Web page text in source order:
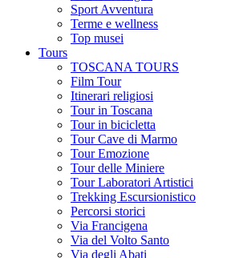
Sport Avventura
Terme e wellness
Top musei
Tours
TOSCANA TOURS
Film Tour
Itinerari religiosi
Tour in Toscana
Tour in bicicletta
Tour Cave di Marmo
Tour Emozione
Tour delle Miniere
Tour Laboratori Artistici
Trekking Escursionistico
Percorsi storici
Via Francigena
Via del Volto Santo
Via degli Abati